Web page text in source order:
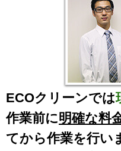
ECOクリーンでは
作業前に明確な料
てから作業を行い